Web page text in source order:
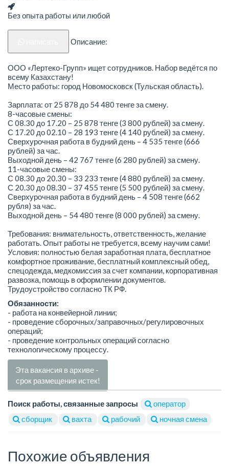
Без опыта работы или любой
Описание:
ООО «Лертеко-Групп» ищет сотрудников. Набор ведётся по
всему Казахстану!
Место работы: город Новомосковск (Тульская область).
Зарплата: от 25 878 до 54 480 тенге за смену.
8-часовые смены:
С 08.30 до 17.20 – 25 878 тенге (3 800 рублей) за смену.
С 17.20 до 02.10 – 28 193 тенге (4 140 рублей) за смену.
Сверхурочная работа в будний день – 4 535 тенге (666
рублей) за час.
Выходной день – 42 767 тенге (6 280 рублей) за смену.
11-часовые смены:
С 08.30 до 20.30 – 33 233 тенге (4 880 рублей) за смену.
С 20.30 до 08.30 – 37 455 тенге (5 500 рублей) за смену.
Сверхурочная работа в будний день – 4 508 тенге (662
рубля) за час.
Выходной день – 54 480 тенге (8 000 рублей) за смену.
Требования: внимательность, ответственность, желание
работать. Опыт работы не требуется, всему научим сами!
Условия: полностью белая заработная плата, бесплатное
комфортное проживание, бесплатный комплексный обед,
спецодежда, медкомиссия за счет компании, корпоративная
развозка, помощь в оформлении документов.
Трудоустройство согласно ТК РФ.
Обязанности:
- работа на конвейерной линии;
- проведение сборочных/заправочных/регулировочных
операций;
- проведение контрольных операций согласно
технологическому процессу.
Эта вакансия в архиве -
срок размещения истек!
Поиск работы, связанные запросы
оператор
сборщик
вахта рабочий ночная смена
Похожие объявления